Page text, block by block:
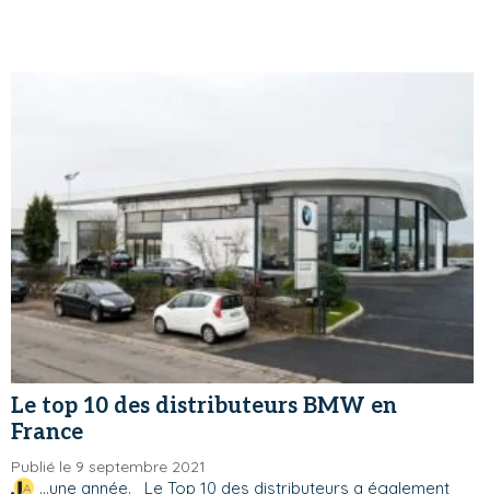
Le top 10 des distributeurs BMW en
France
Publié le 9 septembre 2021
...une année. Le Top 10 des distributeurs a également